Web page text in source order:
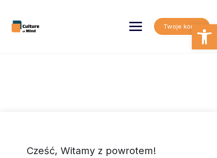
content
Twoje konto
Cześć, Witamy z powrotem!